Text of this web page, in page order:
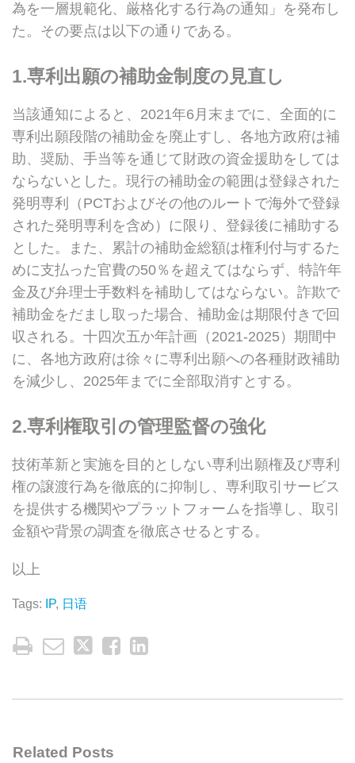
為を一層規範化、厳格化する行為の通知」を発布し
た。その要点は以下の通りである。
1.専利出願の補助金制度の見直し
当該通知によると、2021年6月末までに、全面的に
専利出願段階の補助金を廃止すし、各地方政府は補
助、奨励、手当等を通じて財政の資金援助をしては
ならないとした。現行の補助金の範囲は登録された
発明専利（PCTおよびその他のルートで海外で登録
された発明専利を含め）に限り、登録後に補助する
とした。また、累計の補助金総額は権利付与するた
めに支払った官費の50％を超えてはならず、特許年
金及び弁理士手数料を補助してはならない。詐欺で
補助金をだまし取った場合、補助金は期限付きで回
収される。十四次五か年計画（2021-2025）期間中
に、各地方政府は徐々に専利出願への各種財政補助
を減少し、2025年までに全部取消すとする。
2.専利権取引の管理監督の強化
技術革新と実施を目的としない専利出願権及び専利
権の譲渡行為を徹底的に抑制し、専利取引サービス
を提供する機関やプラットフォームを指導し、取引
金額や背景の調査を徹底させるとする。
以上
Tags: IP, 日语
Related Posts